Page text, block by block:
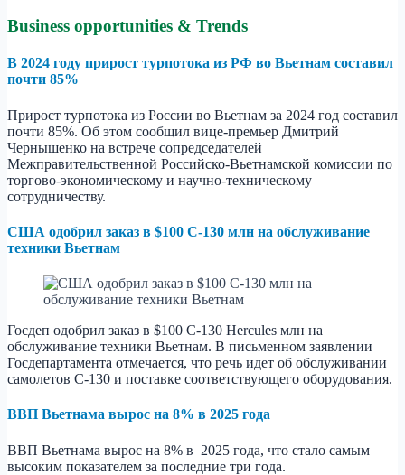
Business opportunities & Trends
В 2024 году прирост турпотока из РФ во Вьетнам составил
почти 85%
Прирост турпотока из России во Вьетнам за 2024 год составил
почти 85%. Об этом сообщил вице-премьер Дмитрий
Чернышенко на встрече сопредседателей
Межправительственной Российско-Вьетнамской комиссии по
торгово-экономическому и научно-техническому
сотрудничеству.
США одобрил заказ в $100 C-130 млн на обслуживание
техники Вьетнам
Госдеп одобрил заказ в $100 C-130 Hercules млн на
обслуживание техники Вьетнам. В письменном заявлении
Госдепартамента отмечается, что речь идет об обслуживании
самолетов C-130 и поставке соответствующего оборудования.
ВВП Вьетнама вырос на 8% в 2025 года
ВВП Вьетнама вырос на 8% в 2025 года, что стало самым
высоким показателем за последние три года.